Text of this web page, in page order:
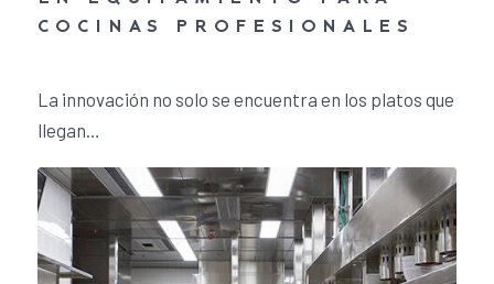
COCINAS PROFESIONALES
La innovación no solo se encuentra en los platos que
llegan…